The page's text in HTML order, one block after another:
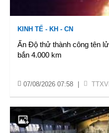
KINH TẾ - KH - CN
Ấn Độ thử thành công tên
bắn 4.000 km
07/08/2026 07:58